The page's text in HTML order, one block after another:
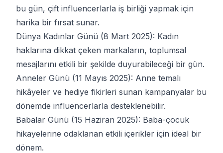
bu gün, çift influencerlarla iş birliği yapmak için
harika bir fırsat sunar.
Dünya Kadınlar Günü (8 Mart 2025): Kadın
haklarına dikkat çeken markaların, toplumsal
mesajlarını etkili bir şekilde duyurabileceği bir gün.
Anneler Günü (11 Mayıs 2025): Anne temalı
hikâyeler ve hediye fikirleri sunan kampanyalar bu
dönemde influencerlarla desteklenebilir.
Babalar Günü (15 Haziran 2025): Baba-çocuk
hikayelerine odaklanan etkili içerikler için ideal bir
dönem.